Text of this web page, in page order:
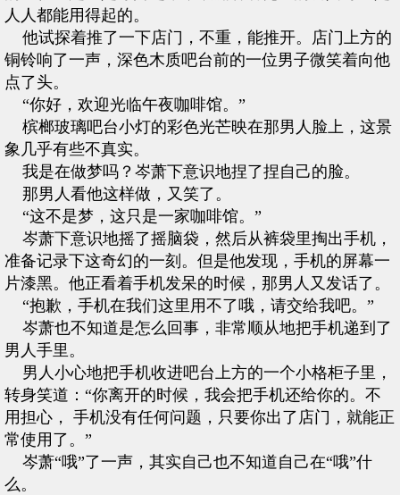
人人都能用得起的。
他试探着推了一下店门，不重，能推开。店门上方的
铜铃响了一声，深色木质吧台前的一位男子微笑着向他
点了头。
“你好，欢迎光临午夜咖啡馆。”
槟榔玻璃吧台小灯的彩色光芒映在那男人脸上，这景
象几乎有些不真实。
我是在做梦吗？岑萧下意识地捏了捏自己的脸。
那男人看他这样做，又笑了。
“这不是梦，这只是一家咖啡馆。”
岑萧下意识地摇了摇脑袋，然后从裤袋里掏出手机，
准备记录下这奇幻的一刻。但是他发现，手机的屏幕一
片漆黑。他正看着手机发呆的时候，那男人又发话了。
“抱歉，手机在我们这里用不了哦，请交给我吧。”
岑萧也不知道是怎么回事，非常顺从地把手机递到了
男人手里。
男人小心地把手机收进吧台上方的一个小格柜子里，
转身笑道：“你离开的时候，我会把手机还给你的。不
用担心， 手机没有任何问题，只要你出了店门，就能正
常使用了。”
岑萧“哦”了一声，其实自己也不知道自己在“哦”什
么。